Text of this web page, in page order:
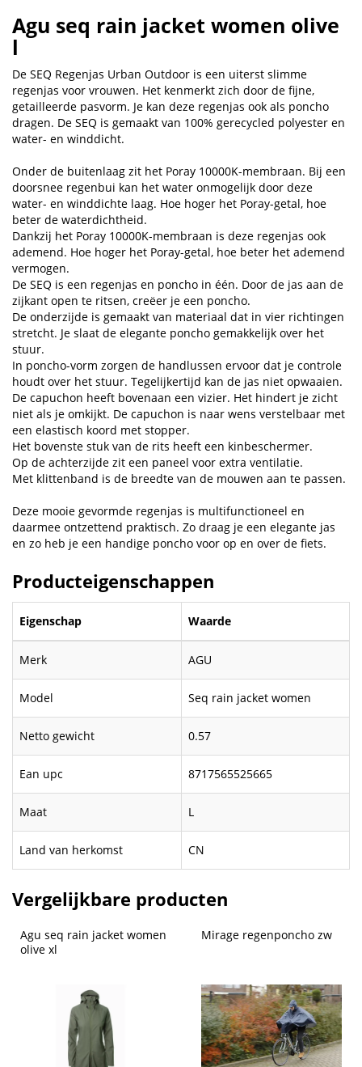
Agu seq rain jacket women olive
l
De SEQ Regenjas Urban Outdoor is een uiterst slimme
regenjas voor vrouwen. Het kenmerkt zich door de fijne,
getailleerde pasvorm. Je kan deze regenjas ook als poncho
dragen. De SEQ is gemaakt van 100% gerecycled polyester en
water- en winddicht.
Onder de buitenlaag zit het Poray 10000K-membraan. Bij een
doorsnee regenbui kan het water onmogelijk door deze
water- en winddichte laag. Hoe hoger het Poray-getal, hoe
beter de waterdichtheid.
Dankzij het Poray 10000K-membraan is deze regenjas ook
ademend. Hoe hoger het Poray-getal, hoe beter het ademend
vermogen.
De SEQ is een regenjas en poncho in één. Door de jas aan de
zijkant open te ritsen, creëer je een poncho.
De onderzijde is gemaakt van materiaal dat in vier richtingen
stretcht. Je slaat de elegante poncho gemakkelijk over het
stuur.
In poncho-vorm zorgen de handlussen ervoor dat je controle
houdt over het stuur. Tegelijkertijd kan de jas niet opwaaien.
De capuchon heeft bovenaan een vizier. Het hindert je zicht
niet als je omkijkt. De capuchon is naar wens verstelbaar met
een elastisch koord met stopper.
Het bovenste stuk van de rits heeft een kinbeschermer.
Op de achterzijde zit een paneel voor extra ventilatie.
Met klittenband is de breedte van de mouwen aan te passen.
Deze mooie gevormde regenjas is multifunctioneel en
daarmee ontzettend praktisch. Zo draag je een elegante jas
en zo heb je een handige poncho voor op en over de fiets.
Producteigenschappen
Eigenschap Waarde
Merk AGU
Model Seq rain jacket women
Netto gewicht 0.57
Ean upc 8717565525665
Maat L
Land van herkomst CN
Vergelijkbare producten
Agu seq rain jacket women
olive xl
Mirage regenponcho zw